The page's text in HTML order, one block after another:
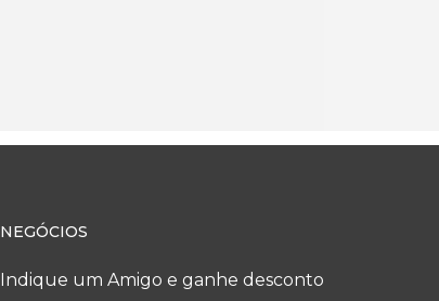
NEGÓCIOS
Indique um Amigo e ganhe desconto